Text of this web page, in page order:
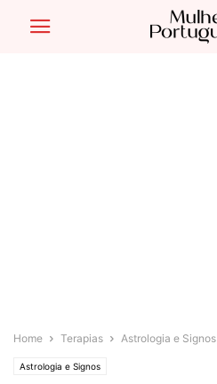
Home Terapias Astrologia e Signos
Astrologia e Signos